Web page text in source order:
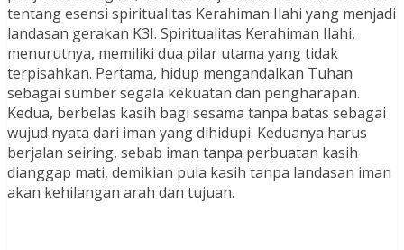
tentang esensi spiritualitas Kerahiman Ilahi yang menjadi
landasan gerakan K3I. Spiritualitas Kerahiman Ilahi,
menurutnya, memiliki dua pilar utama yang tidak
terpisahkan. Pertama, hidup mengandalkan Tuhan
sebagai sumber segala kekuatan dan pengharapan.
Kedua, berbelas kasih bagi sesama tanpa batas sebagai
wujud nyata dari iman yang dihidupi. Keduanya harus
berjalan seiring, sebab iman tanpa perbuatan kasih
dianggap mati, demikian pula kasih tanpa landasan iman
akan kehilangan arah dan tujuan.